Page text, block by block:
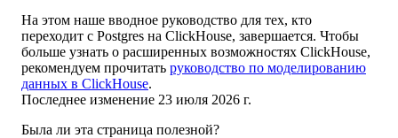
На этом наше вводное руководство для тех, кто
переходит с Postgres на ClickHouse, завершается. Чтобы
больше узнать о расширенных возможностях ClickHouse,
рекомендуем прочитать руководство по моделированию
данных в ClickHouse.
Последнее изменение 23 июля 2026 г.
Была ли эта страница полезной?